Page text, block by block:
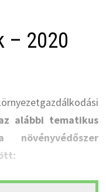
– 2020
alábbi tematikus